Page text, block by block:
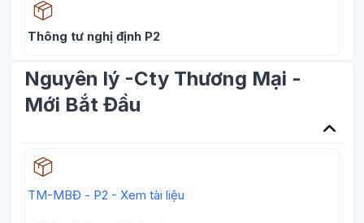
Thông tư nghị định P2Học liệu
Nguyên lý -Cty Thương Mại -
Mới Bắt Đầu
TM-MBĐ - P2 - Xem tài liệu